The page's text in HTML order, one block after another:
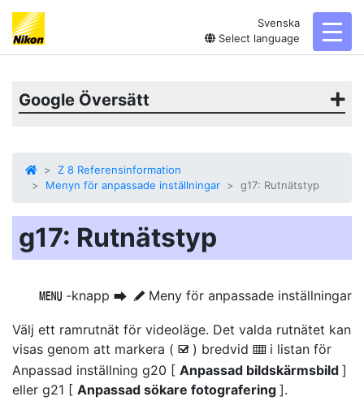
Svenska
Select language
Google Översätt
Z 8 Referensinformation
Menyn för anpassade inställningar
g17: Rutnätstyp
g17: Rutnätstyp
G -knapp U A Meny för anpassade inställningar
Välj ett ramrutnät för videoläge. Det valda rutnätet kan
visas genom att markera ( M ) bredvid b i listan för
Anpassad inställning g20 [ Anpassad bildskärmsbild ]
eller g21 [ Anpassad sökare fotografering ].